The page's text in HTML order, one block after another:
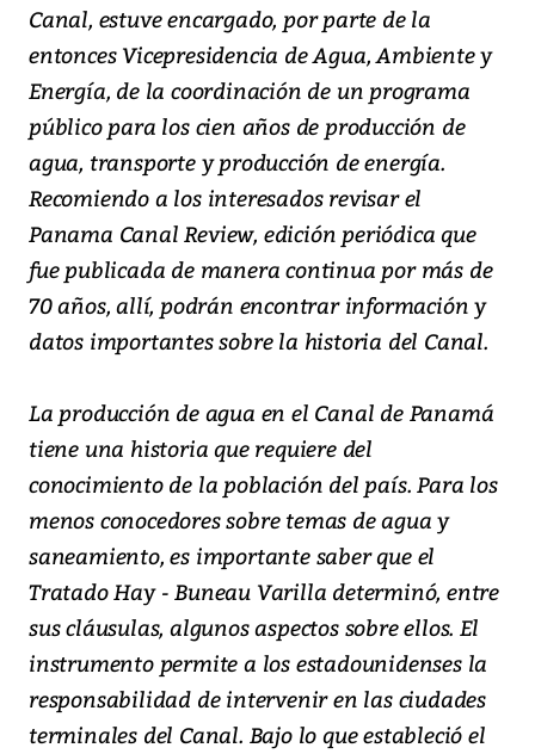
Canal, estuve encargado, por parte de la
entonces Vicepresidencia de Agua, Ambiente y
Energía, de la coordinación de un programa
público para los cien años de producción de
agua, transporte y producción de energía.
Recomiendo a los interesados revisar el
Panama Canal Review, edición periódica que
fue publicada de manera continua por más de
70 años, allí, podrán encontrar información y
datos importantes sobre la historia del Canal.
La producción de agua en el Canal de Panamá
tiene una historia que requiere del
conocimiento de la población del país. Para los
menos conocedores sobre temas de agua y
saneamiento, es importante saber que el
Tratado Hay - Buneau Varilla determinó, entre
sus cláusulas, algunos aspectos sobre ellos. El
instrumento permite a los estadounidenses la
responsabilidad de intervenir en las ciudades
terminales del Canal. Bajo lo que estableció el